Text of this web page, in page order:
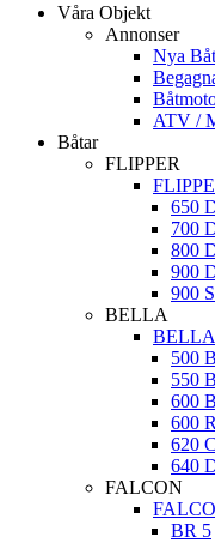
Våra Objekt
Annonser
Nya
ATV /
Båtar
FLIPPER
650
700
800
900
900
BELLA
BELLA
500
550
600
600 R
620 C
640
FALCON
BR 5